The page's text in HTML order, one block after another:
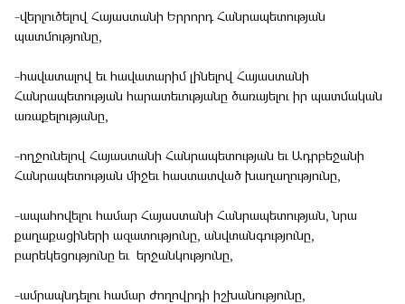
-վերլուծելով Հայաստանի Երրորդ Հանրապետության
պատմությունը,
-հավատալով եւ հավատարիմ լինելով Հայաստանի
Հանրապետության հարատեւությանը ծառայելու իր պատմական
առաքելությանը,
-ողջունելով Հայաստանի Հանրապետության եւ Ադրբեջանի
Հանրապետության միջեւ հաստատված խաղաղությունը,
-ապահովելու համար Հայաստանի Հանրապետության, նրա
քաղաքացիների ազատությունը, անվտանգությունը,
բարեկեցությունը եւ երջանկությունը,
-ամրապնդելու համար ժողովրդի իշխանությունը,